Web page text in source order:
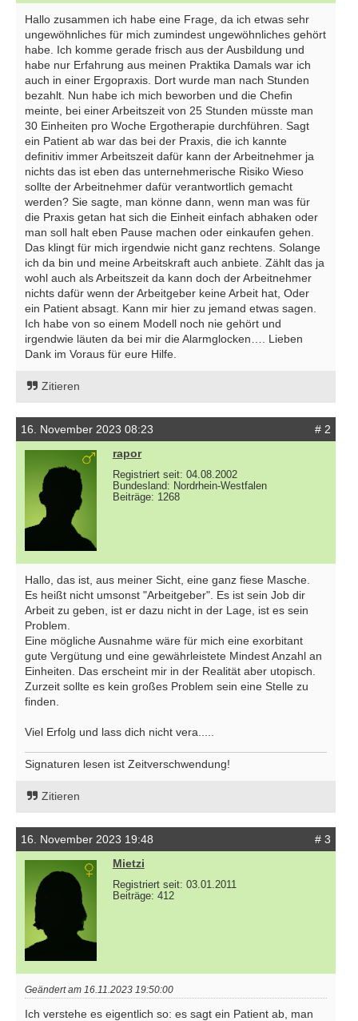
Hallo zusammen ich habe eine Frage, da ich etwas sehr
ungewöhnliches für mich zumindest ungewöhnliches gehört
habe. Ich komme gerade frisch aus der Ausbildung und
habe nur Erfahrung aus meinen Praktika Damals war ich
auch in einer Ergopraxis. Dort wurde man nach Stunden
bezahlt. Nun habe ich mich beworben und die Chefin
meinte, bei einer Arbeitszeit von 25 Stunden müsste man
30 Einheiten pro Woche Ergotherapie durchführen. Sagt
ein Patient ab war das bei der Praxis, die ich kannte
definitiv immer Arbeitszeit dafür kann der Arbeitnehmer ja
nichts das ist eben das unternehmerische Risiko Wieso
sollte der Arbeitnehmer dafür verantwortlich gemacht
werden? Sie sagte, man könne dann, wenn man was für
die Praxis getan hat sich die Einheit einfach abhaken oder
man soll halt eben Pause machen oder einkaufen gehen.
Das klingt für mich irgendwie nicht ganz rechtens. Solange
ich da bin und meine Arbeitskraft auch anbiete. Zählt das ja
wohl auch als Arbeitszeit da kann doch der Arbeitnehmer
nichts dafür wenn der Arbeitgeber keine Arbeit hat, Oder
ein Patient absagt. Kann mir hier zu jemand etwas sagen.
Ich habe von so einem Modell noch nie gehört und
irgendwie läuten da bei mir die Alarmglocken…. Lieben
Dank im Voraus für eure Hilfe.
Zitieren
16. November 2023 08:23
# 2
rapor
Registriert seit: 04.08.2002
Bundesland: Nordrhein-Westfalen
Beiträge: 1268
Hallo, das ist, aus meiner Sicht, eine ganz fiese Masche.
Es heißt nicht umsonst "Arbeitgeber". Es ist sein Job dir
Arbeit zu geben, ist er dazu nicht in der Lage, ist es sein
Problem.
Eine mögliche Ausnahme wäre für mich eine exorbitant
gute Vergütung und eine gewährleistete Mindest Anzahl an
Einheiten. Das erscheint mir in der Realität aber utopisch.
Zurzeit sollte es kein großes Problem sein eine Stelle zu
finden.
Viel Erfolg und lass dich nicht vera.....
Signaturen lesen ist Zeitverschwendung!
Zitieren
16. November 2023 19:48
# 3
Mietzi
Registriert seit: 03.01.2011
Beiträge: 412
Geändert am 16.11.2023 19:50:00
Ich verstehe es eigentlich so: es sagt ein Patient ab, man